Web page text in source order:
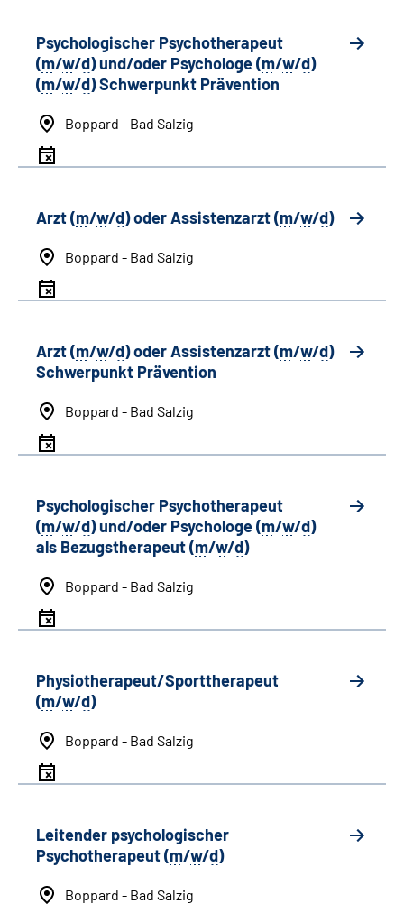
Psychologischer Psychotherapeut
(m/w/d) und/oder Psychologe (m/w/d)
(m/w/d) Schwerpunkt Prävention
Boppard - Bad Salzig
Arzt (m/w/d) oder Assistenzarzt (m/w/d)
Boppard - Bad Salzig
Arzt (m/w/d) oder Assistenzarzt (m/w/d)
Schwerpunkt Prävention
Boppard - Bad Salzig
Psychologischer Psychotherapeut
(m/w/d) und/oder Psychologe (m/w/d)
als Bezugstherapeut (m/w/d)
Boppard - Bad Salzig
Physiotherapeut/Sporttherapeut
(m/w/d)
Boppard - Bad Salzig
Leitender psychologischer
Psychotherapeut (m/w/d)
Boppard - Bad Salzig